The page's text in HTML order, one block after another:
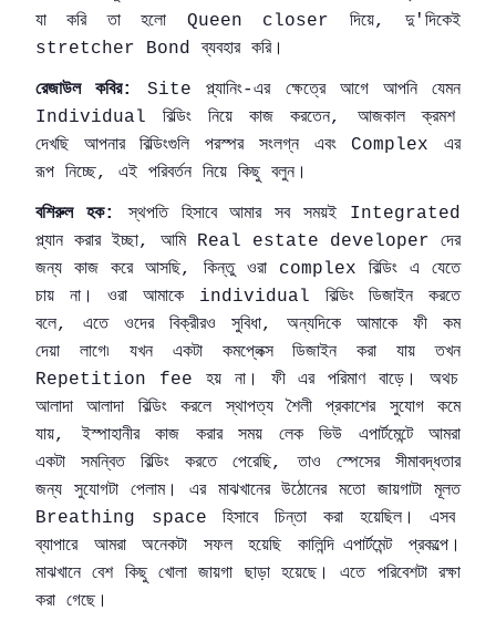
যা
করি তা হলো Queen closer দিয়ে,দু'দিকেই
stretcher Bondব্যবহার করি।
রেজাউল কবির: Siteপ্ল্যানিং-এর ক্ষেত্রে আগে আপনি যেমন
Individual বিল্ডিং নিয়ে কাজ করতেন, আজকাল
ক্রমশ
দেখছি
আপনার বিল্ডিংগুলি পরস্পর সংলগ্ন এবংComplexএর
রূপ নিচ্ছে, এই পরিবর্তন নিয়ে কিছু বলুন।
বশিরুল হক: স্থপতি হিসাবে আমার সব সময়ই Integrated
প্ল্যান করার ইচ্ছা, আমিReal estate developer দের
জন্য
কাজ করে আসছি, কিন্তু ওরা complex বিল্ডিং এ
যেতে
চায়
না। ওরা আমাকে individual বিল্ডিং ডিজাইন
করতে
বলে, এতে ওদের বিক্রীরও সুবিধা,অন্যদিকে আমাকে ফী
কম
দেয়া
লাগে৷ যখন একটা কমপ্লেক্স ডিজাইন করা যায় তখন
Repetition fee হয় না। ফী এর পরিমাণ বাড়ে।
অথচ
আলাদা
আলাদা বিল্ডিং করলে স্থাপত্য শৈলী প্রকাশের সুযোগ
কমে
যায়, ইস্পাহানীর কাজ করার সময় লেক ভিউ এপার্টমেন্টে
আমরা
একটা
সমন্বিত বিল্ডিং করতে পেরেছি,তাও স্পেসের
সীমাবদ্ধতার
জন্য
সুযোগটা পেলাম। এর মাঝখানের উঠোনের মতো জায়গাটা মূলত
Breathing spaceহিসাবে চিন্তা করা হয়েছিল।
এসব
ব্যাপারে
আমরা অনেকটা সফল হয়েছি কালিন্দিএপার্টমেন্ট
প্রকল্পে।
মাঝখানে
বেশ কিছু খোলা জায়গা ছাড়া হয়েছে। এতে পরিবেশটা
রক্ষা
করা গেছে।